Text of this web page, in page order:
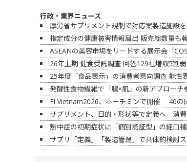
行政・業界ニュース
厚労省サプリメント規制で対応案製造施設
指定成分の健康被害情報届出 販売総数量も
ASEANの美容市場をリードする展示会「
26年上期 健食受託調査 回答129社増収5割
25年度「食品表示」の消費者意向調査 能性
発酵性食物繊維で「腸×肌」の新アプロー
Fi Vietnam2026、ホーチミンで開催 40の
サプリメント、目的・形状等で定義へ 消
熱中症の初期症状に「個別認証型」の経口
サプリ「定義」「製造管理」で具体的検討